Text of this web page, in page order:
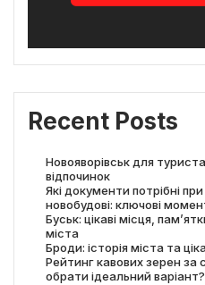
Recent Posts
Новояворівськ для
відпочинок
Які документи потрібні при
новобудові: ключові
Буськ: цікаві місця,
міста
Броди: історія міста та
Рейтинг кавових зерен за
обрати ідеальний варіант?